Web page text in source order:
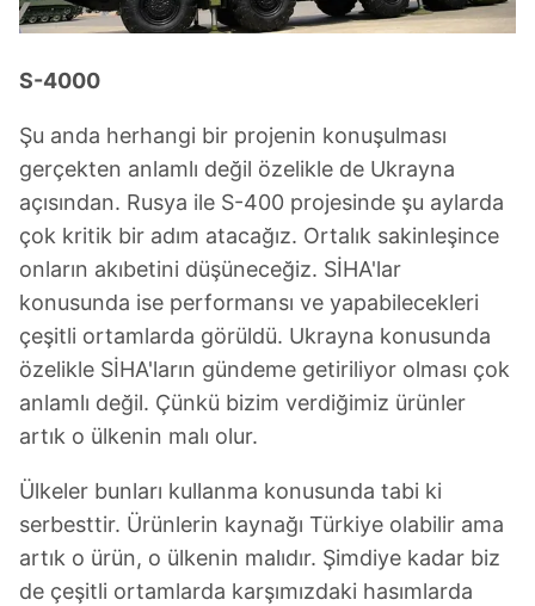
S-4000
Şu anda herhangi bir projenin konuşulması
gerçekten anlamlı değil özelikle de Ukrayna
açısından. Rusya ile S-400 projesinde şu aylarda
çok kritik bir adım atacağız. Ortalık sakinleşince
onların akıbetini düşüneceğiz. SİHA'lar
konusunda ise performansı ve yapabilecekleri
çeşitli ortamlarda görüldü. Ukrayna konusunda
özelikle SİHA'ların gündeme getiriliyor olması çok
anlamlı değil. Çünkü bizim verdiğimiz ürünler
artık o ülkenin malı olur.
Ülkeler bunları kullanma konusunda tabi ki
serbesttir. Ürünlerin kaynağı Türkiye olabilir ama
artık o ürün, o ülkenin malıdır. Şimdiye kadar biz
de çeşitli ortamlarda karşımızdaki hasımlarda